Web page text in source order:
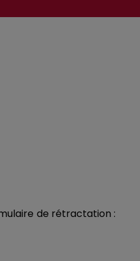
de rétractation :